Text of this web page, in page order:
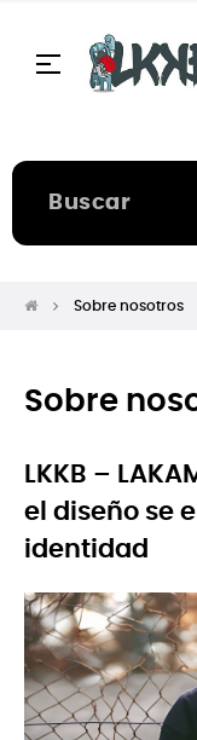
Navegación
☰
Sobre nosotros
Sobre
LKKB –
el diseño se
identidad